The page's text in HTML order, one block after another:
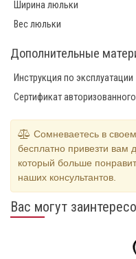
Ширина люльки
Вес люльки
Дополнительные
Инструкция по эксплуатации
Сертификат
Сомневаетесь в
бесплатно привезти вам
который больше
наших консультантов.
Вас могут